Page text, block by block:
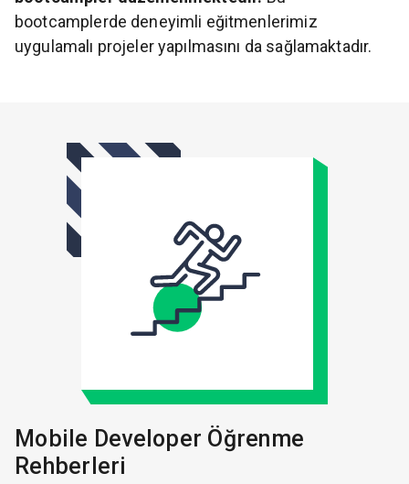
bootcamplerde deneyimli eğitmenlerimiz
uygulamalı projeler yapılmasını da sağlamaktadır.
Mobile Developer Öğrenme
Rehberleri